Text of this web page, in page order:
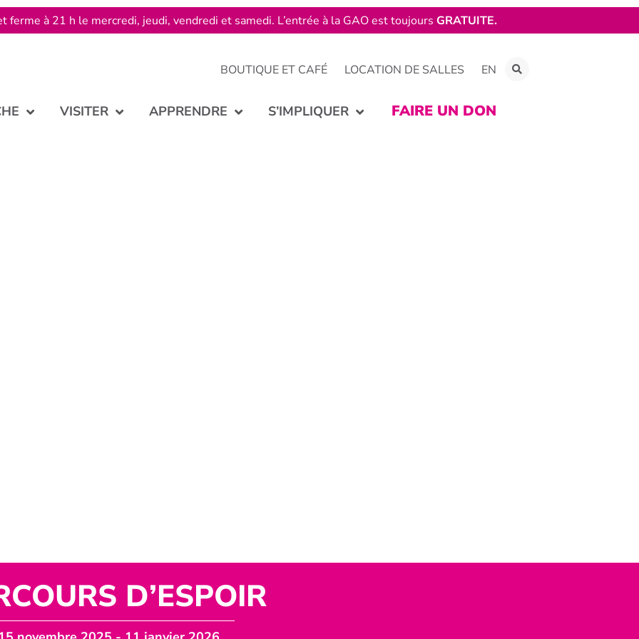
BOUTIQUE ET CAFÉ LOCATION DE SALLES EN
VISITER APPRENDRE S’IMPLIQUER FAIRE UN DON
D’ESPOIR
à 21 h le mercredi, jeudi, vendredi et samedi. L’entrée à la GAO est toujours GRATUITE.